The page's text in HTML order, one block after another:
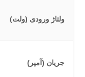
ولتاژ ورودی (ولت)
جریان (آمپر)